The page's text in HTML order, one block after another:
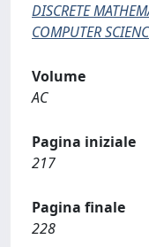
DISCRETE
COMPUTER
Volume
AC
Pagina iniziale
217
Pagina finale
228